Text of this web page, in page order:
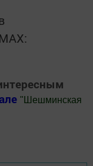
" Шешминская